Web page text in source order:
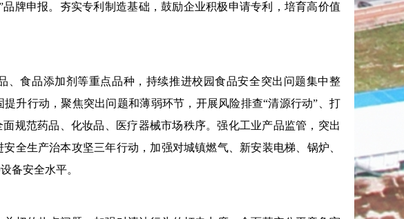
牌申报。夯实专利制造基础，鼓励企业积极申请专利，培育高价值
食品添加剂等重点品种，持续推进校园食品安全突出问题集中整
升行动，聚焦突出问题和薄弱环节，开展风险排查“清源行动”、打
规范药品、化妆品、医疗器械市场秩序。强化工业产品监管，突出
全生产治本攻坚三年行动，加强对城镇燃气、新安装电梯、锅炉、
备安全水平。